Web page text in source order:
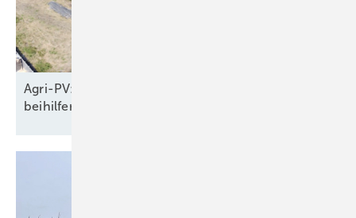
Agri-PV: Fertiges Bürgerenergieprojekt wartet auf
beihilferechtliche